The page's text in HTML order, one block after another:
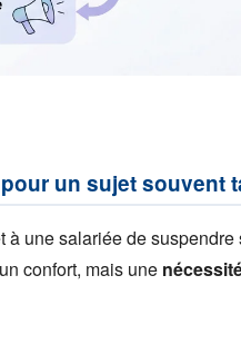
un sujet souvent
à une salariée de
confort, mais une